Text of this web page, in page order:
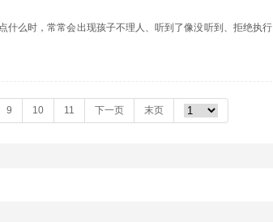
什么时，常常会出现孩子不理人、听到了像没听到、拒绝执行
9 10 11 下一页 末页